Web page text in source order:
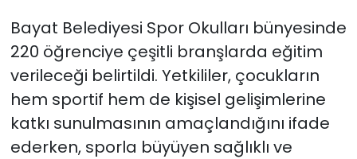
Bayat Belediyesi Spor Okulları bünyesinde
220 öğrenciye çeşitli branşlarda eğitim
verileceği belirtildi. Yetkililer, çocukların
hem sportif hem de kişisel gelişimlerine
katkı sunulmasının amaçlandığını ifade
ederken, sporla büyüyen sağlıklı ve